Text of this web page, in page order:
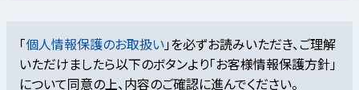
「個人情報保護のお取扱い」を必ずお読みいただき、ご理解
いただけましたら以下のボタンより「お客様情報保護方針」
について同意の上、内容のご確認に進んでください。